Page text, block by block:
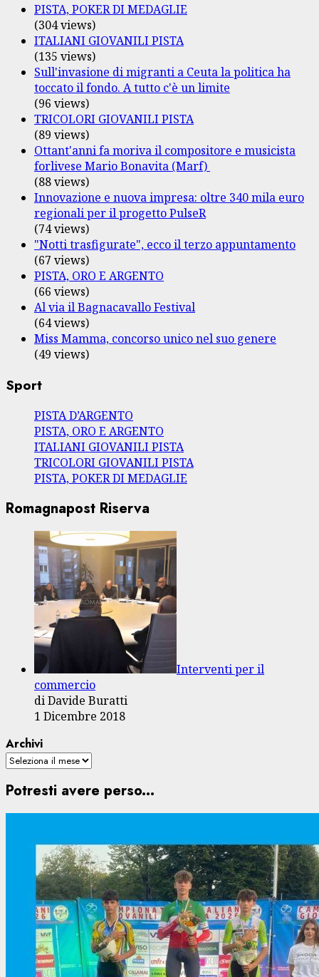
PISTA, POKER DI MEDAGLIE
(304 views)
ITALIANI GIOVANILI PISTA
(135 views)
Sull'invasione di migranti a Ceuta la politica ha
toccato il fondo. A tutto c'è un limite
(96 views)
TRICOLORI GIOVANILI PISTA
(89 views)
Ottant'anni fa moriva il compositore e musicista
forlivese Mario Bonavita (Marf)
(88 views)
Innovazione e nuova impresa: oltre 340 mila euro
regionali per il progetto PulseR
(74 views)
"Notti trasfigurate", ecco il terzo appuntamento
(67 views)
PISTA, ORO E ARGENTO
(66 views)
Al via il Bagnacavallo Festival
(64 views)
Miss Mamma, concorso unico nel suo genere
(49 views)
Sport
PISTA D’ARGENTO
PISTA, ORO E ARGENTO
ITALIANI GIOVANILI PISTA
TRICOLORI GIOVANILI PISTA
PISTA, POKER DI MEDAGLIE
Romagnapost Riserva
Interventi per il
commercio
di Davide Buratti
1 Dicembre 2018
Archivi
Potresti avere perso...